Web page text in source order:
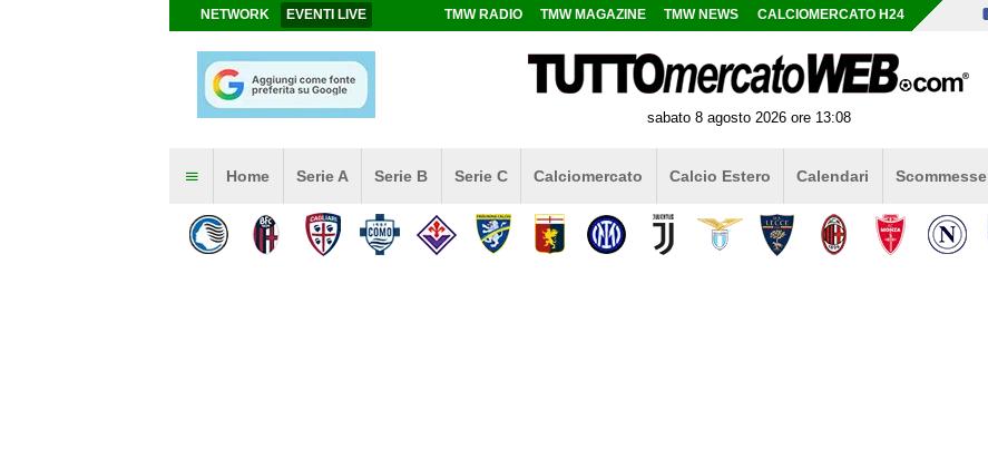
NETWORK EVENTI LIVE TMW RADIO TMW MAGAZINE TMW NEWS CALCIOMERCATO H24
sabato 8 agosto 2026 ore 13:08
Home Serie A Serie B Serie C Calciomercato Calcio Estero Calendari Scommesse